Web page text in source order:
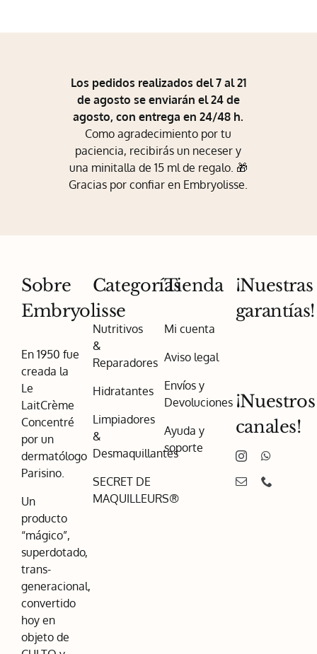
Los pedidos realizados del 7 al 21
de agosto se enviarán el 24 de
agosto, con entrega en 24/48 h.
Como agradecimiento por tu
paciencia, recibirás un neceser y
una minitalla de 15 ml de regalo. 🎁
Gracias por confiar en Embryolisse.
Sobre
Embryolisse
En 1950 fue
creada la
Le
LaitCrème
Concentré
por un
dermatólogo
Parisino.
Un
producto
“mágico”,
superdotado,
trans-
generacional,
convertido
hoy en
objeto de
Categorías
Nutritivos
&
Reparadores
Hidratantes
Limpiadores
&
Desmaquillantes
SECRET DE
MAQUILLEURS®
Tienda
Mi cuenta
Aviso legal
Envíos y
Devoluciones
Ayuda y
soporte
¡Nuestras
garantías!
¡Nuestros
canales!